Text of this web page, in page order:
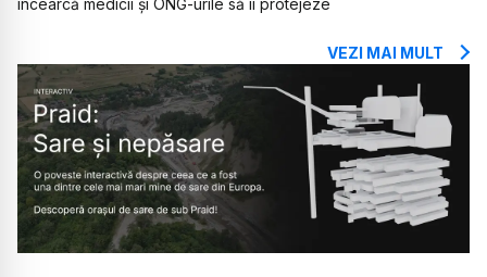
încearcă medicii și ONG-urile să îi protejeze
VEZI MAI MULT